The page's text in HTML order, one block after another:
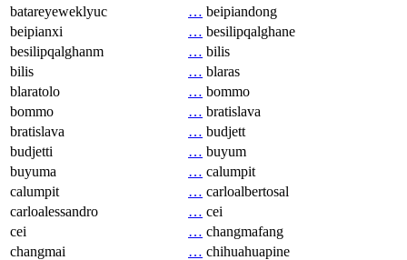
batareyeweklyuc
… beipiandong
beipianxi
… besilipqalghane
besilipqalghanm
… bilis
bilis
… blaras
blaratolo
… bommo
bommo
… bratislava
bratislava
… budjett
budjetti
… buyum
buyuma
… calumpit
calumpit
… carloalbertosal
carloalessandro
… cei
cei
… changmafang
changmai
… chihuahuapine